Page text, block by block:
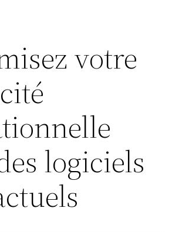
votre
logiciels